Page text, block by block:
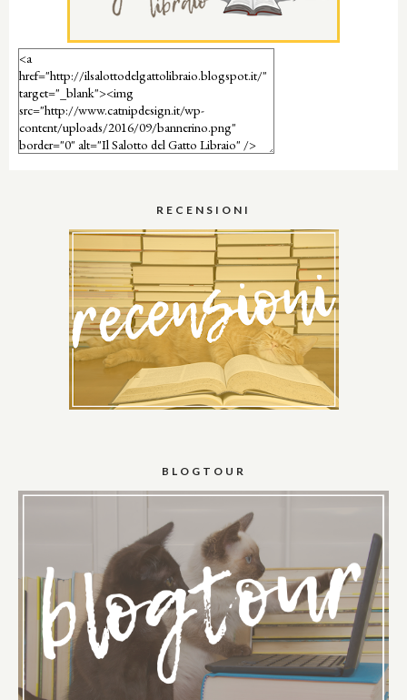
RECENSIONI
BLOGTOUR